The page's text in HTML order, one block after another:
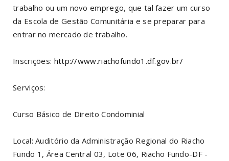
trabalho ou um novo emprego, que tal fazer um curso
da Escola de Gestão Comunitária e se preparar para
entrar no mercado de trabalho.
Inscrições: http://www.riachofundo1.df.gov.br/
Serviços:
Curso Básico de Direito Condominial
Local: Auditório da Administração Regional do Riacho
Fundo 1, Área Central 03, Lote 06, Riacho Fundo-DF -